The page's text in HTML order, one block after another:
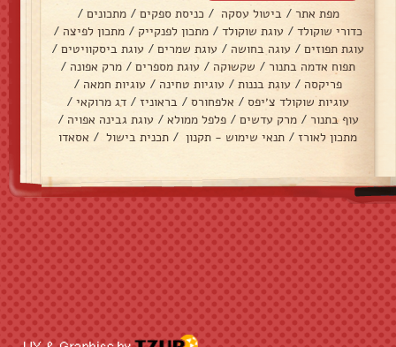
מפת אתר / ביטול עסקה / כניסת ספקים / מתכונים /
כדורי שוקולד / עוגת שוקולד / מתכון לפנקייק / מתכון לפיצה /
עוגת תפוזים / עוגה בחושה / עוגת שמרים / עוגת ביסקוויטים /
תפוח אדמה בתנור / שקשוקה / עוגת מספרים / מרק אפונה /
פריקסה / עוגת בננות / עוגיות טחינה / עוגיות חמאה /
עוגיות שוקולד צ׳יפס / אלפחורס / בראוניז / דג מרוקאי /
עוף בתנור / מרק עדשים / פלפל ממולא / עוגת גבינה אפויה /
מתכון לאורז / תנאי שימוש - תקנון / תכנית בישול / אסאדו